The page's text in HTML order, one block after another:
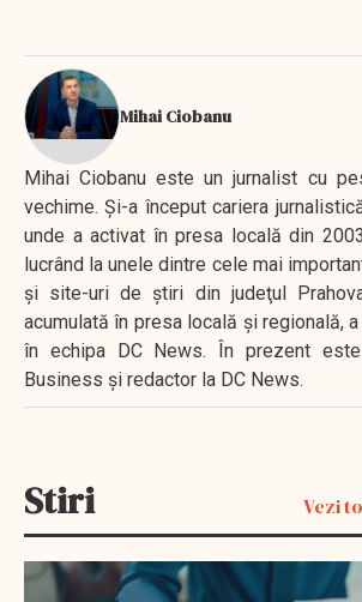
Mihai Ciobanu
Mihai Ciobanu este un jurnalist cu
vechime. Şi-a început cariera
unde a activat în presa locală din
lucrând la unele dintre cele mai
şi site-uri de ştiri din judeţul
acumulată în presa locală şi regională,
în echipa DC News. În prezent
Business şi redactor la DC News.
Stiri Vezi